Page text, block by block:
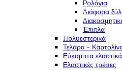
Ρολόγια
Διάφορα
Έπιπλα
Πολυεστερικά
Τελάρα -
Εύκαμπτα ελαστικά
Ελαστικές τρέσες